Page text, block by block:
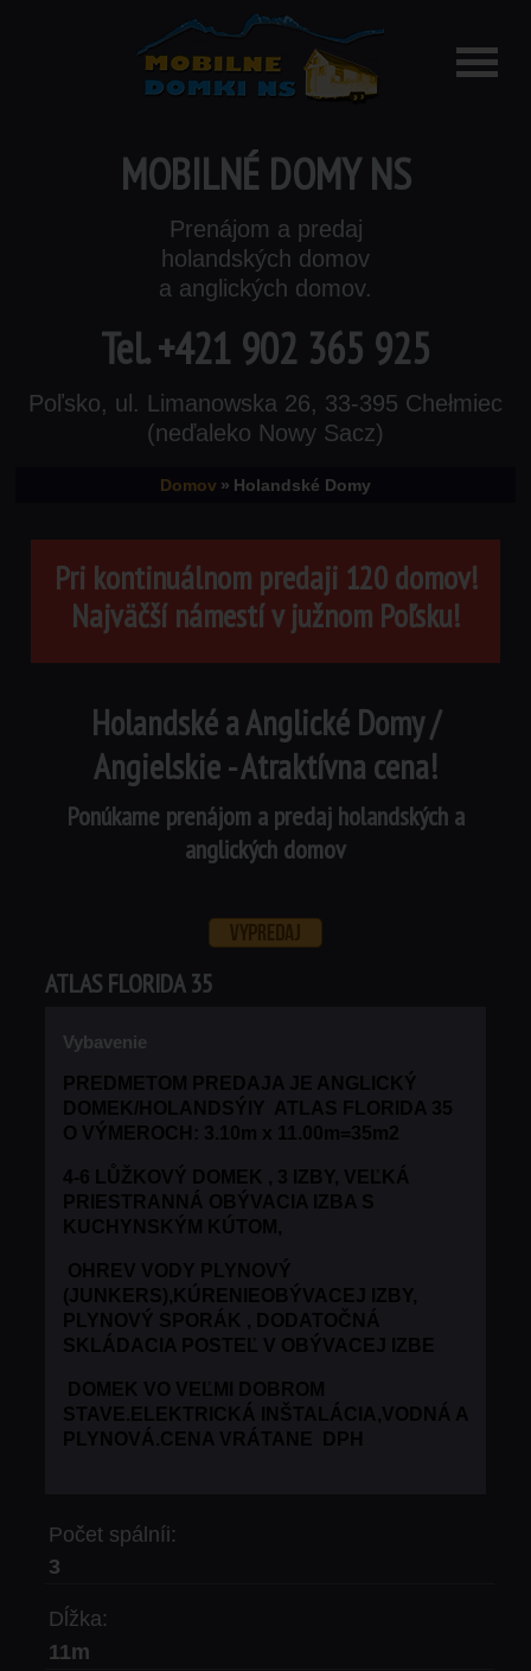
MOBILNÉ DOMY NS
Prenájom a predaj
holandských domov
a anglických domov.
Tel.+421 902 365 925
Poľsko, ul. Limanowska 26, 33-395 Chełmiec
(neďaleko Nowy Sacz)
Domov » Holandské Domy
Pri kontinuálnom predaji 120 domov!
Najväčší námestí v južnom Poľsku!
Holandské a Anglické Domy /
Angielskie - Atraktívna cena!
Ponúkame prenájom a predaj holandských a
anglických domov
ATLAS FLORIDA 35
Vybavenie
PREDMETOM PREDAJA JE ANGLICKÝ
DOMEK/HOLANDSÝIY ATLAS FLORIDA 35
O VÝMEROCH: 3.10m x 11.00m=35m2
4-6 LŮŽKOVÝ DOMEK , 3 IZBY, VEĽKÁ
PRIESTRANNÁ OBÝVACIA IZBA S
KUCHYNSKÝM KÚTOM,
OHREV VODY PLYNOVÝ
(JUNKERS),KÚRENIEOBÝVACEJ IZBY,
PLYNOVÝ SPORÁK , DODATOČNÁ
SKLÁDACIA POSTEĽ V OBÝVACEJ IZBE
DOMEK VO VEĽMI DOBROM
STAVE.ELEKTRICKÁ INŠTALÁCIA,VODNÁ A
PLYNOVÁ.CENA VRÁTANE DPH
Počet spálníi:
3
Dĺžka:
11m